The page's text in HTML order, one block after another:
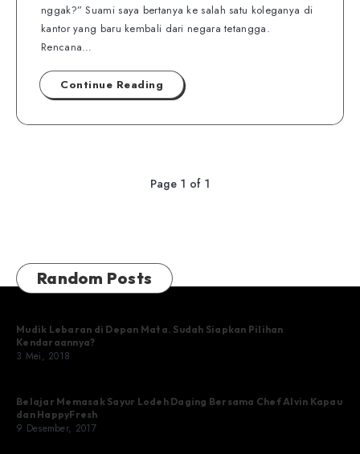
nggak?” Suami saya bertanya ke salah satu koleganya di
kantor yang baru kembali dari negara tetangga.
Rencana…
Continue Reading
Page 1 of 1
Random Posts
Mudik Lebaran di Depan Mata. Sudah Siapkan Pilihan
Kendaraannya?
3 Mei, 2018
Belajar Memasak Sayur Lodeh Daging Bersama Chef Alvin Kapau
dan HappyFresh
9 Desember, 2017